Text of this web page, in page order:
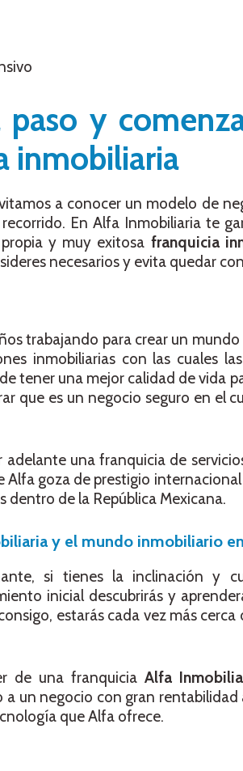
paso y
inmobiliaria
a conocer un modelo de
En Alfa Inmobiliaria te
y muy exitosa franquicia
necesarios y evita quedar
trabajando para crear un
inmobiliarias con las cuales
tener una mejor calidad de vida
que es un negocio seguro en el
adelante una franquicia de
goza de prestigio
de la República Mexicana.
y el mundo inmobiliario
si tienes la inclinación y
inicial descubrirás y
estarás cada vez más
de una franquicia Alfa
a un negocio con gran
que Alfa ofrece.